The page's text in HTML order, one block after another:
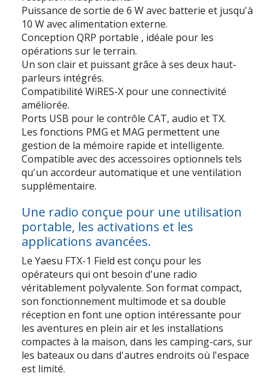
Puissance de sortie de 6 Wavec batterie et jusqu'à
10 Wavec alimentation externe.
Conception QRP portable , idéale pour les
opérations sur le terrain.
Un son clair et puissant grâce à ses deux haut-
parleurs intégrés.
Compatibilité WiRES-X pour une connectivité
améliorée.
Ports USB pour le contrôle CAT, audio et TX.
Les fonctions PMG et MAG permettent une
gestion de la mémoire rapide et intelligente.
Compatible avec des accessoires optionnels tels
qu'un accordeur automatique et une ventilation
supplémentaire.
Une radio conçue pour une utilisation
portable, les activations et les
applications avancées.
Le Yaesu FTX-1 Field est conçu pour les
opérateurs qui ont besoin d'une radio
véritablement polyvalente. Son format compact,
son fonctionnement multimode et sa double
réception en font une option intéressante pour
les aventures en plein air et les installations
compactes à la maison, dans les camping-cars, sur
les bateaux ou dans d'autres endroits où l'espace
est limité.